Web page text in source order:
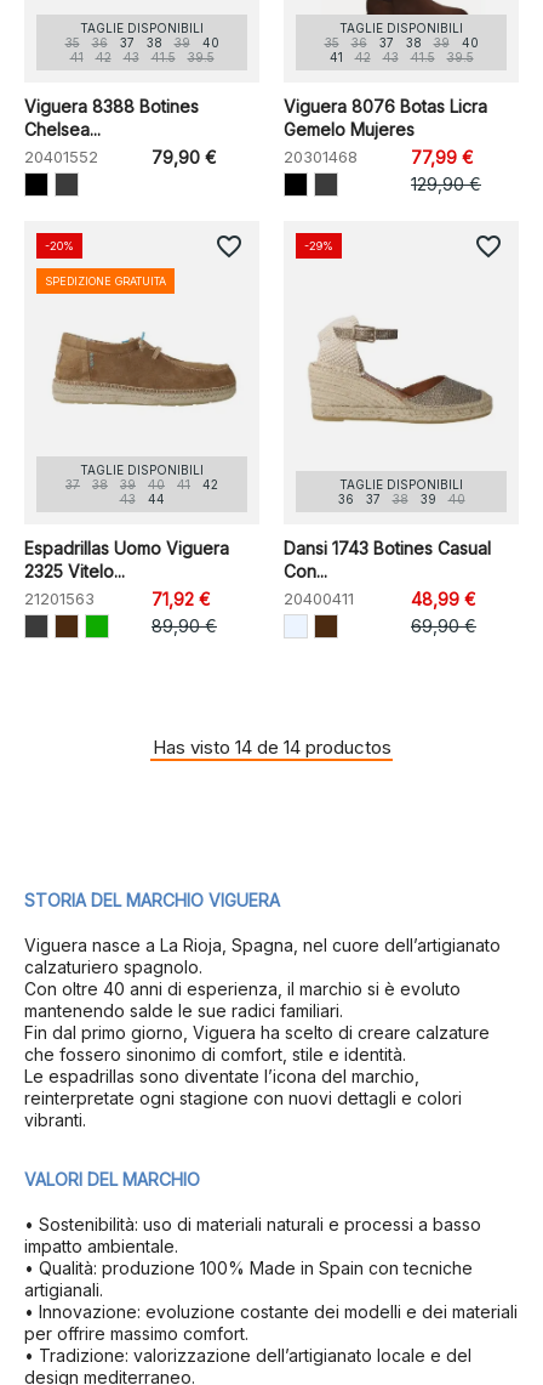
TAGLIE DISPONIBILI
35
36 37 38 39
40
41
42 43 41.5 39.5
Viguera 8388 Botines
Chelsea...
20401552 79,90 €
TAGLIE DISPONIBILI
35
36 37 38 39
40
41
42 43 41.5 39.5
Viguera 8076 Botas Licra
Gemelo Mujeres
20301468
77,99 €
129,90 €
TAGLIE DISPONIBILI
37
38 39 40 41
42
43
44
Espadrillas Uomo Viguera
2325 Vitelo...
21201563
71,92 €
89,90 €
-20%
SPEDIZIONE GRATUITA
favorite_border
TAGLIE DISPONIBILI
36
37 38 39 40
Dansi 1743 Botines Casual
Con...
20400411
48,99 €
69,90 €
-29% favorite_border
Has visto 14 de 14 productos
STORIA DEL MARCHIO VIGUERA
Viguera nasce a La Rioja, Spagna, nel cuore dell’artigianato
calzaturiero spagnolo.
Con oltre 40 anni di esperienza, il marchio si è evoluto
mantenendo salde le sue radici familiari.
Fin dal primo giorno, Viguera ha scelto di creare calzature
che fossero sinonimo di comfort, stile e identità.
Le espadrillas sono diventate l’icona del marchio,
reinterpretate ogni stagione con nuovi dettagli e colori
vibranti.
VALORI DEL MARCHIO
• Sostenibilità: uso di materiali naturali e processi a basso
impatto ambientale.
• Qualità: produzione 100% Made in Spain con tecniche
artigianali.
• Innovazione: evoluzione costante dei modelli e dei materiali
per offrire massimo comfort.
• Tradizione: valorizzazione dell’artigianato locale e del
design mediterraneo.